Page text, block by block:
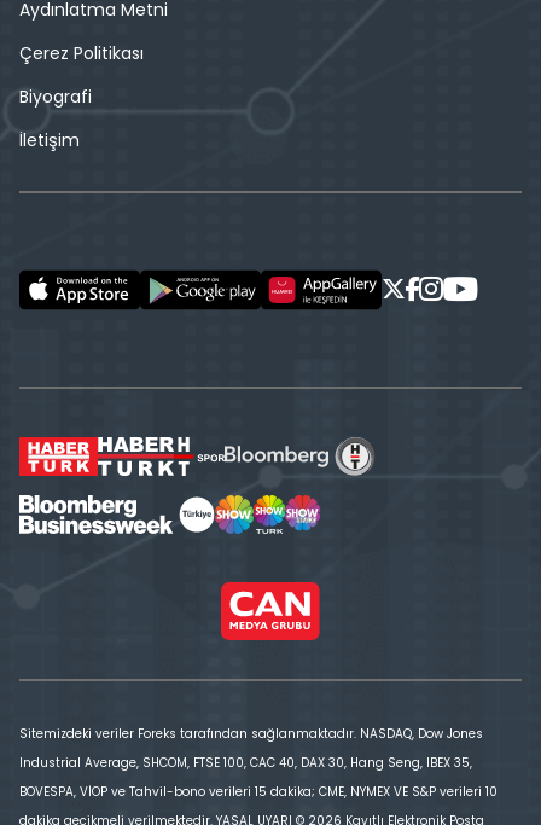
Aydınlatma Metni
Çerez Politikası
Biyografi
İletişim
Sitemizdeki veriler Foreks tarafından sağlanmaktadır. NASDAQ, Dow Jones
Industrial Average, SHCOM, FTSE 100, CAC 40, DAX 30, Hang Seng, IBEX 35,
BOVESPA, VİOP ve Tahvil-bono verileri 15 dakika; CME, NYMEX VE S&P verileri 10
dakika gecikmeli verilmektedir. YASAL UYARI © 2026 Kayıtlı Elektronik Posta